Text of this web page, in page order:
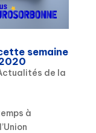
semaine
de la
à